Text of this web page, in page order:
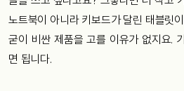
노트북이 아니라 키보드가 달린 태블릿
굳이 비싼 제품을 고를 이유가 없지요.
면 됩니다.